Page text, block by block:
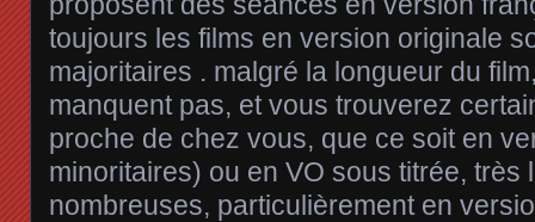
toujours les films en version originale
majoritaires . malgré la longueur du
manquent pas, et vous trouverez
proche de chez vous, que ce soit en
minoritaires) ou en VO sous titrée, très
nombreuses, particulièrement en